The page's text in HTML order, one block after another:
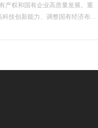
产权和国有企业高质量发展。重
技创新能力、调整国有经济布局